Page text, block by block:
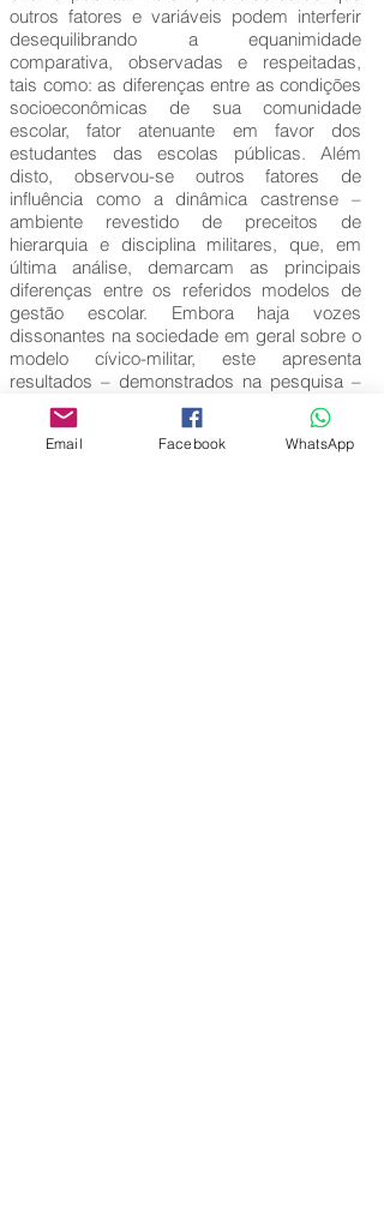
outros fatores e variáveis podem interferir
desequilibrando a equanimidade
comparativa, observadas e respeitadas,
tais como: as diferenças entre as condições
socioeconômicas de sua comunidade
escolar, fator atenuante em favor dos
estudantes das escolas públicas. Além
disto, observou-se outros fatores de
influência como a dinâmica castrense –
ambiente revestido de preceitos de
hierarquia e disciplina militares, que, em
última análise, demarcam as principais
diferenças entre os referidos modelos de
gestão escolar. Embora haja vozes
dissonantes na sociedade em geral sobre o
modelo cívico-militar, este apresenta
resultados – demonstrados na pesquisa –
evidenciado pela demanda de partícipes do
sistema (pais, docentes, alunos), inferindo-
se a eficiência e eficácia que produzem.
Email Facebook WhatsApp